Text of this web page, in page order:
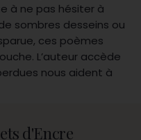
à ne pas hésiter à
sombres desseins ou
ces poèmes
L’auteur accède
nous aident à
d'Encre